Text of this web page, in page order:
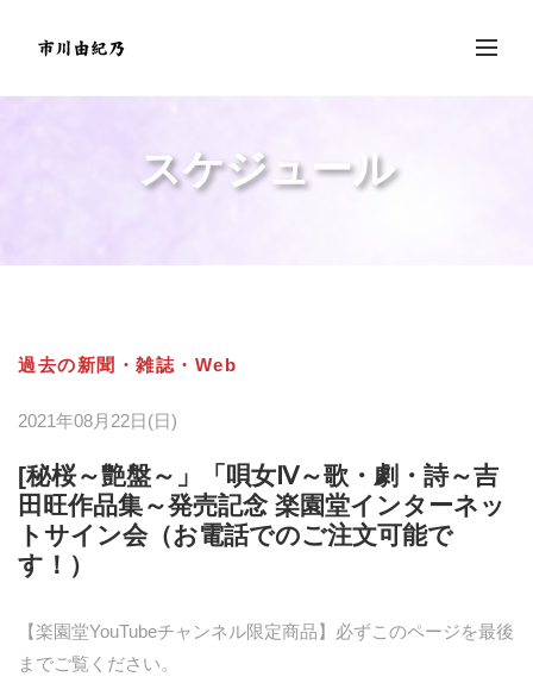
スケジュール
過去の新聞・雑誌・Web
2021年08月22日(日)
[秘桜～艶盤～」「唄女Ⅳ～歌・劇・詩～吉
田旺作品集～発売記念 楽園堂インターネッ
トサイン会（お電話でのご注文可能で
す！）
【楽園堂YouTubeチャンネル限定商品】必ずこのページを最後
までご覧ください。